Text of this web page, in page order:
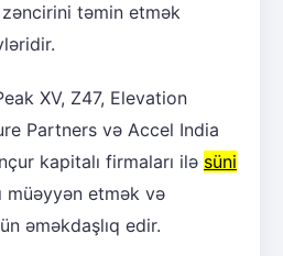
təmin etmək
XV, Z47, Elevation
Partners və Accel India
kapitalı firmaları ilə süni
müəyyən etmək və
əməkdaşlıq edir.